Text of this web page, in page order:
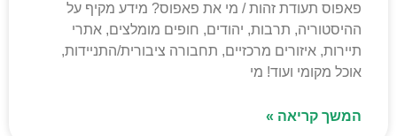
פאפוס תעודת זהות / מי את פאפוס? מידע מקיף על
ההיסטוריה, תרבות, יהודים, חופים מומלצים, אתרי
תיירות, איזורים מרכזיים, תחבורה ציבורית/התניידות,
אוכל מקומי ועוד! מי
המשך קריאה »